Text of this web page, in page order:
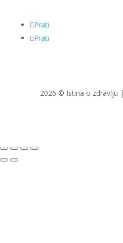
Prati
Prati
2026 © Istina o zdravlju |